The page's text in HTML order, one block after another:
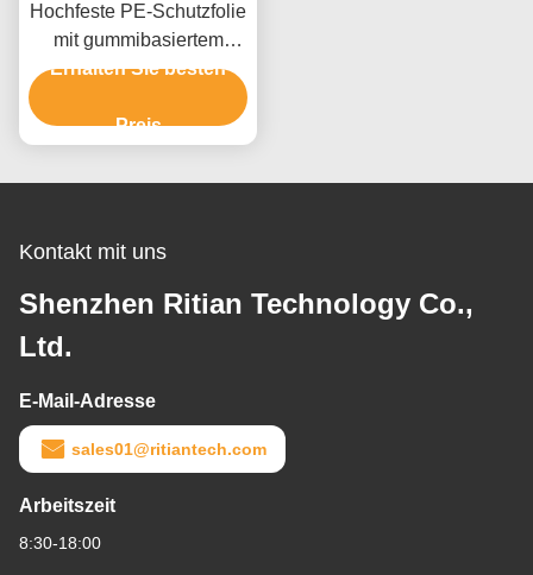
Hochfeste PE-Schutzfolie
mit gummibasiertem
Kleber für rückstandsfreie
Zugfestigkeit
Erhalten Sie besten
Preis
Kontakt mit uns
Shenzhen Ritian Technology Co.,
Ltd.
E-Mail-Adresse
sales01@ritiantech.com
Arbeitszeit
8:30-18:00